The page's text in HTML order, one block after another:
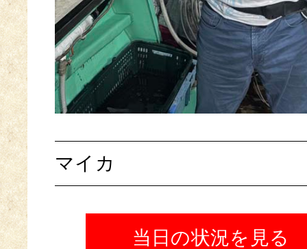
マイカ
当日の状況を見る